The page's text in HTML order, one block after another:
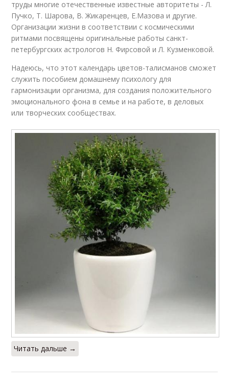
труды многие отечественные известные авторитеты - Л.
Пучко, Т. Шарова, В. Жикаренцев, Е.Мазова и другие.
Организации жизни в соответствии с космическими
ритмами посвящены оригинальные работы санкт-
петербургских астрологов Н. Фирсовой и Л. Кузменковой.
Надеюсь, что этот календарь цветов-талисманов сможет
служить пособием домашнему психологу для
гармонизации организма, для создания положительного
эмоционального фона в семье и на работе, в деловых
или творческих сообществах.
Читать дальше →